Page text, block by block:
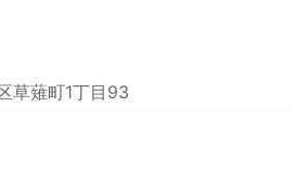
草薙町1丁目93